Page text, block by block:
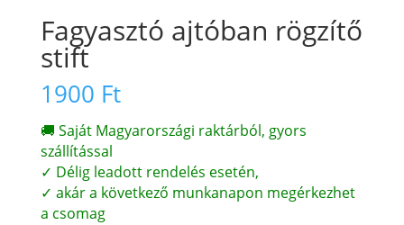
Fagyasztó ajtóban rögzítő
stift
1900 Ft
🚚 Saját Magyarországi raktárból, gyors
szállítással
✓ Délig leadott rendelés esetén,
✓ akár a következő munkanapon megérkezhet
a csomag